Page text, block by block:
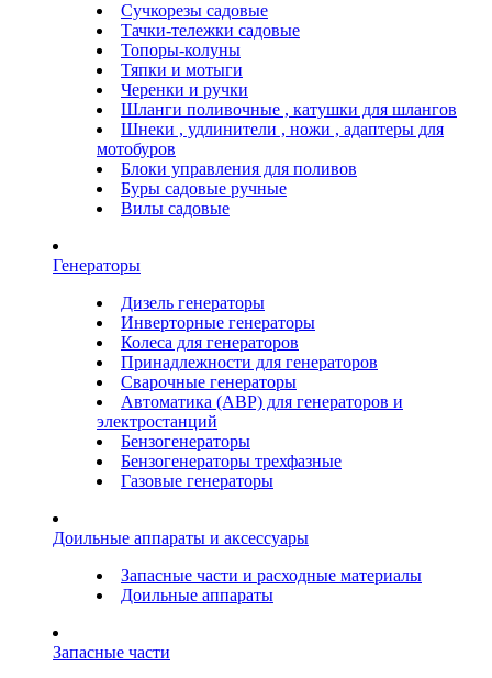
Сучкорезы садовые
Тачки-тележки садовые
Топоры-колуны
Тяпки и мотыги
Черенки и ручки
Шланги поливочные , катушки для шлангов
Шнеки , удлинители , ножи , адаптеры для
мотобуров
Блоки управления для поливов
Буры садовые ручные
Вилы садовые
Генераторы
Дизель генераторы
Инверторные генераторы
Колеса для генераторов
Принадлежности для генераторов
Сварочные генераторы
Автоматика (АВР) для генераторов и
электростанций
Бензогенераторы
Бензогенераторы трехфазные
Газовые генераторы
Доильные аппараты и аксессуары
Запасные части и расходные материалы
Доильные аппараты
Запасные части